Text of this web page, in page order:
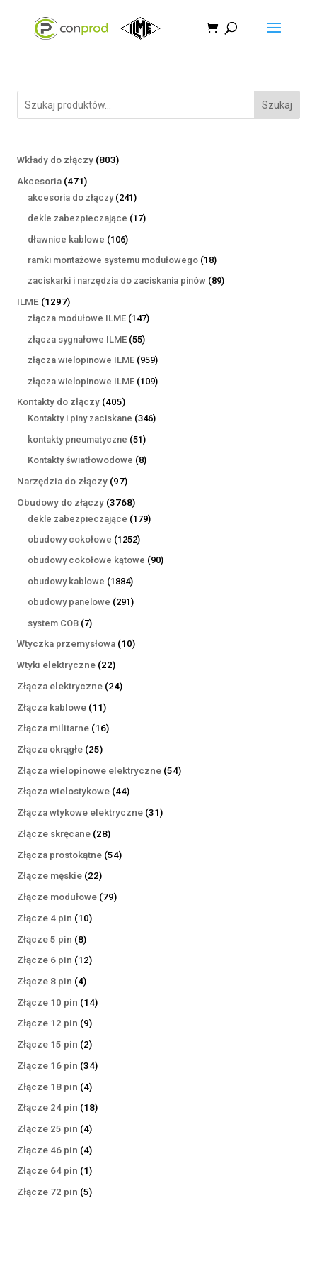
Szukaj
Wkłady do złączy 803803
Akcesoria 471471
produktów
akcesoria do złączy 241241
produktów
dekle zabezpieczające 1717
dławnice kablowe 106106
produktów
ramki montażowe systemu modułowego 1818
produktów
zaciskarki i narzędzia do zaciskania pinów 8989
ILME 12971297
produktów
złącza modułowe ILME 147147
złącza sygnałowe ILME 5555
produktów
złącza wielopinowe ILME 959959
produktów
złącza wielopinowe ILME 109109
Kontakty do złączy 405405
produktów
Kontakty i piny zaciskane 346346
kontakty pneumatyczne 5151
produktów
Kontakty światłowodowe 88
Narzędzia do złączy 9797
produktów
Obudowy do złączy 37683768
produktów
dekle zabezpieczające 179179
obudowy cokołowe 12521252
produkty
obudowy cokołowe kątowe 9090
obudowy kablowe 18841884
produkty
obudowy panelowe 291291
system COB 77
produktów
Wtyczka przemysłowa 1010
Wtyki elektryczne 2222
produkty
Złącza elektryczne 2424
Złącza kablowe 1111
produktów
Złącza militarne 1616
Złącza okrągłe 2525
produktów
Złącza wielopinowe elektryczne 5454
Złącza wielostykowe 4444
produkty
Złącza wtykowe elektryczne 3131
Złącze skręcane 2828
produktów
Złącza prostokątne 5454
Złącze męskie 2222
produkty
Złącze modułowe 7979
Złącze 4 pin 1010
Złącze 5 pin 88
produktów
Złącze 6 pin 1212
Złącze 8 pin 44
produkty
Złącze 10 pin 1414
Złącze 12 pin 99
produktów
Złącze 15 pin 22
produkty
Złącze 16 pin 3434
Złącze 18 pin 44
produkty
Złącze 24 pin 1818
Złącze 25 pin 44
produkty
Złącze 46 pin 44
produkty
Złącze 64 pin 11
produkt
Złącze 72 pin 55